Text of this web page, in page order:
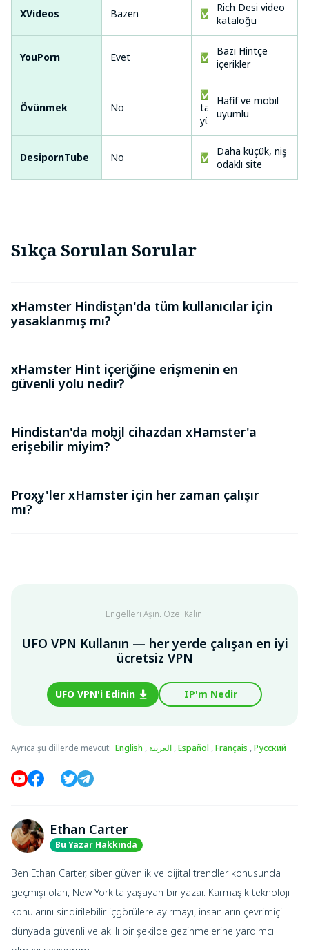
XVideos Bazen ✅ EvetRich Desi video
kataloğu
YouPorn Evet ✅ KısmiBazı Hintçe
içerikler
Övünmek No
✅ Kullanıcı
tarafından
yüklenen
Hafif ve mobil
uyumlu
DesipornTube No ✅ Odaklanmış
Daha küçük, niş
odaklı site
Sıkça Sorulan Sorular
xHamster Hindistan'da tüm kullanıcılar için
yasaklanmış mı?
xHamster Hint içeriğine erişmenin en
güvenli yolu nedir?
Hindistan'da mobil cihazdan xHamster'a
erişebilir miyim?
Proxy'ler xHamster için her zaman çalışır
mı?
Engelleri Aşın. Özel Kalın.
UFO VPN Kullanın — her yerde çalışan en iyi
ücretsiz VPN
UFO VPN'i Edinin IP'm Nedir
Ayrıca şu dillerde mevcut: English , العربية ,Español ,Français ,Русский
Ethan Carter
Bu Yazar Hakkında
Ben Ethan Carter, siber güvenlik ve dijital trendler konusunda
geçmişi olan, New York'ta yaşayan bir yazar. Karmaşık teknoloji
konularını sindirilebilir içgörülere ayırmayı, insanların çevrimiçi
dünyada güvenli ve akıllı bir şekilde gezinmelerine yardımcı